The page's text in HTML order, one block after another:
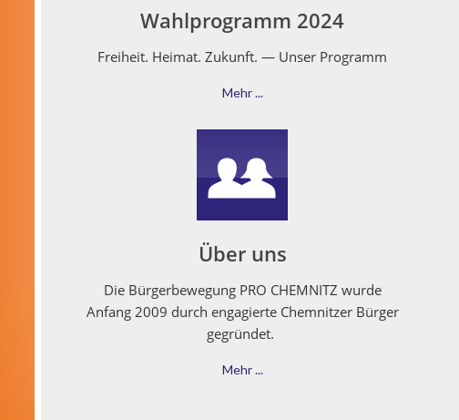
Wahlprogramm 2024
Frei­heit. Heimat. Zukun­ft. — Unser Programm
Mehr ...
Über uns
Die Bürg­er­be­we­gung PRO CHEMNITZ wurde
Anfang 2009 durch engagierte Chem­nitzer Bürg­er
gegründet.
Mehr ...